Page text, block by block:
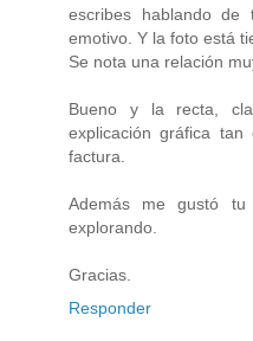
escribes hablando
emotivo. Y la foto está
Se nota una relación
Bueno y la recta,
explicación gráfica
factura.
Además me gustó
explorando.
Gracias.
Responder